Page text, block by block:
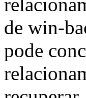
de win-
pode